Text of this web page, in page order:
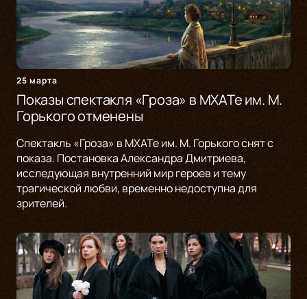
25 марта
Показы спектакля «Гроза» в МХАТе им. М.
Горького отменены
Спектакль «Гроза» в МХАТе им. М. Горького снят с
показа. Постановка Александра Дмитриева,
исследующая внутренний мир героев и тему
трагической любви, временно недоступна для
зрителей.